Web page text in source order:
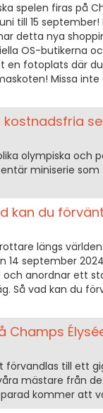
spelen firas på
till 15
detta nya
OS-butikerna
en fotoplats där
Missa
olympiska och
miniserie
kan du
längs
14 september
och anordnar ett
Så vad kan du
Champs
till ett
mästare från
parad kommer att